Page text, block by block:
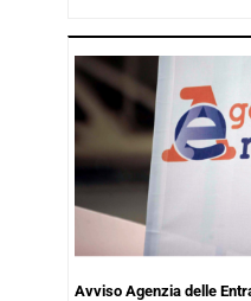
Avviso Agenzia delle